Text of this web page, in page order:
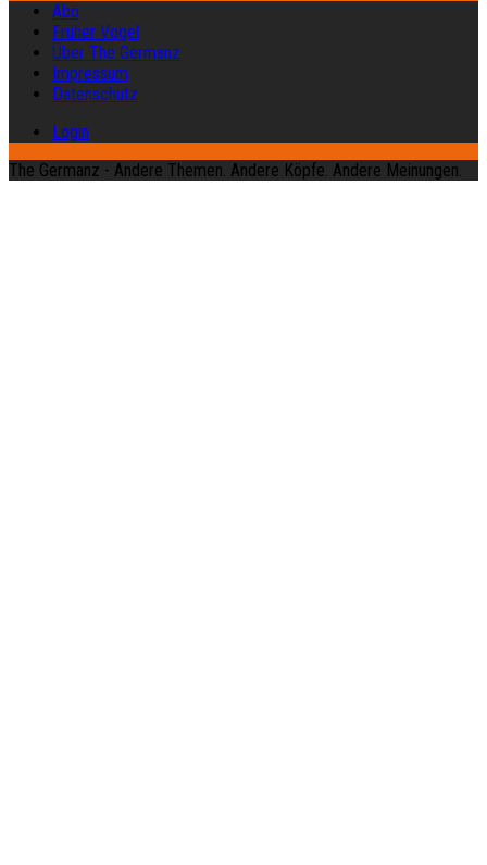
Abo
Früher Vogel
Über The Germanz
Impressum
Datenschutz
Login
The Germanz - Andere Themen. Andere Köpfe. Andere Meinungen.